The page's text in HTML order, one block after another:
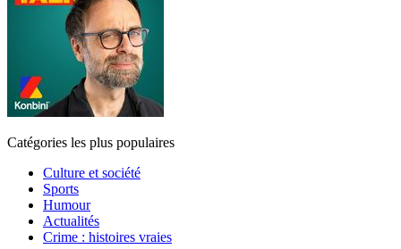
Catégories les plus populaires
Culture et société
Sports
Humour
Actualités
Crime : histoires vraies